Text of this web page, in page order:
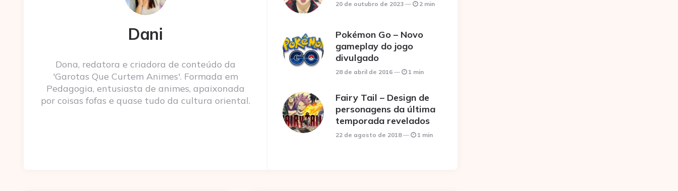
Dani
Dona, redatora e criadora de conteúdo da
'Garotas Que Curtem Animes'. Formada em
Pedagogia, entusiasta de animes, apaixonada
por coisas fofas e quase tudo da cultura oriental.
20 de outubro de 2023 2 min
Pokémon Go – Novo
gameplay do jogo
divulgado
28 de abril de 2016 1 min
Fairy Tail – Design de
personagens da última
temporada revelados
22 de agosto de 2018 1 min